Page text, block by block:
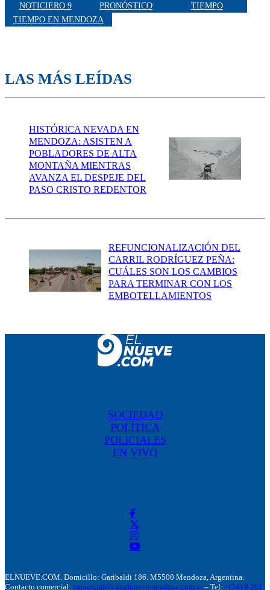
NOTICIERO 9
PRONÓSTICO
TIEMPO
TIEMPO EN MENDOZA
LAS MÁS LEÍDAS
HISTÓRICA NEVADA EN
MENDOZA: ASISTEN A
POBLADORES DE ALTA
MONTAÑA MIENTRAS
AVANZA EL DESPEJE DEL
PASO CRISTO REDENTOR
REFUNCIONALIZACIÓN DEL
CARRIL RODRÍGUEZ PEÑA:
CUÁLES SON LOS CAMBIOS
PARA TERMINAR CON LOS
EMBOTELLAMIENTOS
SOCIEDAD
POLÍTICA
POLICIALES
EN VIVO
ELNUEVE.COM. Domicillo: Garibaldi 186. M5500 Mendoza, Argentina.
Contacto comercial: comercial@canalnuevemendoza.com.ar – Tel: +(54) 9 261